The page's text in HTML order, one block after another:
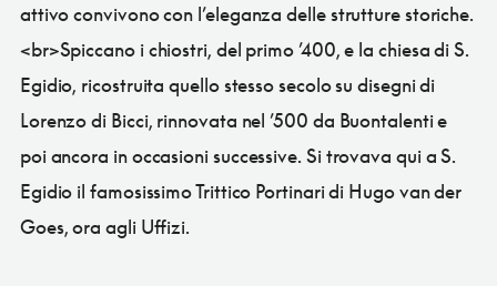
attivo convivono con l’eleganza delle strutture storiche.
<br>Spiccano i chiostri, del primo ’400, e la chiesa di S.
Egidio, ricostruita quello stesso secolo su disegni di
Lorenzo di Bicci, rinnovata nel ’500 da Buontalenti e
poi ancora in occasioni successive. Si trovava qui a S.
Egidio il famosissimo Trittico Portinari di Hugo van der
Goes, ora agli Uffizi.